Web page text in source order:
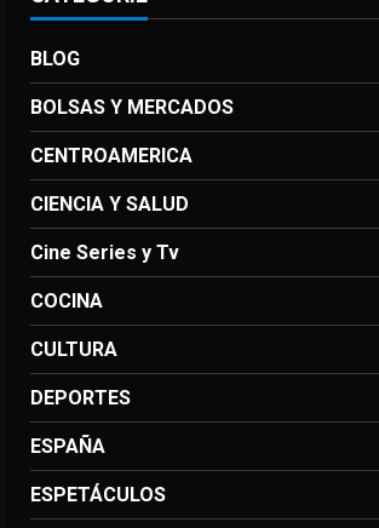
BLOG
BOLSAS Y MERCADOS
CENTROAMERICA
CIENCIA Y SALUD
Cine Series y Tv
COCINA
CULTURA
DEPORTES
ESPAÑA
ESPETÁCULOS